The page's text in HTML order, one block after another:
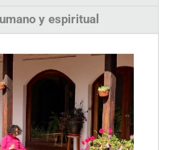
y espiritual